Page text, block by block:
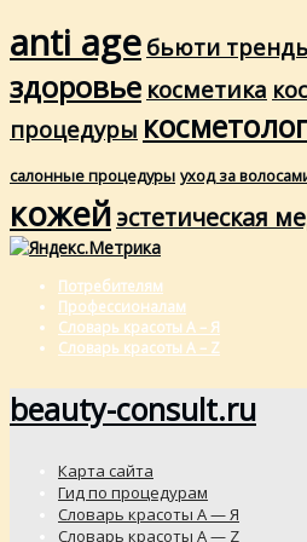
anti age бьюти
здоровье косметика
процедуры
салонные процедуры уход за
кожейэстетическая
Потребителям
Профессионалам
Словарь красоты А – Я
Словарь красоты A – Z
beauty-consult.ru
Карта сайта
Гид по процедурам
Словарь красоты А — Я
Словарь красоты A — Z